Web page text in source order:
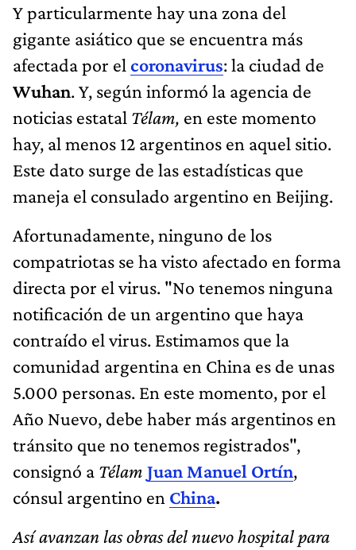
Y particularmente hay una zona del
gigante asiático que se encuentra más
afectada por el coronavirus: la ciudad de
Wuhan. Y, según informó la agencia de
noticias estatal Télam, en este momento
hay, al menos 12 argentinos en aquel sitio.
Este dato surge de las estadísticas que
maneja el consulado argentino en Beijing.
Afortunadamente, ninguno de los
compatriotas se ha visto afectado en forma
directa por el virus. "No tenemos ninguna
notificación de un argentino que haya
contraído el virus. Estimamos que la
comunidad argentina en China es de unas
5.000 personas. En este momento, por el
Año Nuevo, debe haber más argentinos en
tránsito que no tenemos registrados",
consignó a Télam Juan Manuel Ortín,
cónsul argentino en China.
Así avanzan las obras del nuevo hospital para